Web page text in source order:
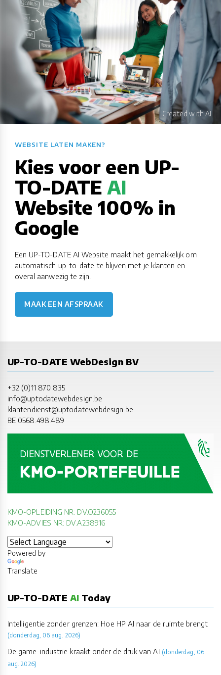
WEBSITE LATEN MAKEN?​​​​​​​​​​​​​​
Kies voor een UP-
TO-DATE AI
Website 100% in
Google
Een UP-TO-DATE AI Website maakt het gemakkelijk om
automatisch up-to-date te blijven met je klanten en
overal aanwezig te zijn.
MAAK EEN AFSPRAAK
UP-TO-DATE WebDesign BV
+32 (0)11 870 835
info@uptodatewebdesign.be
klantendienst@uptodatewebdesign.be
BE 0568.498.489
KMO-OPLEIDING NR: DV.O236055
KMO-ADVIES NR: DV.A238916
Powered by
Translate
UP-TO-DATE AI Today
Intelligentie zonder grenzen: Hoe HP AI naar de ruimte brengt
(donderdag, 06 aug. 2026)
De game-industrie kraakt onder de druk van AI (donderdag, 06
aug. 2026)